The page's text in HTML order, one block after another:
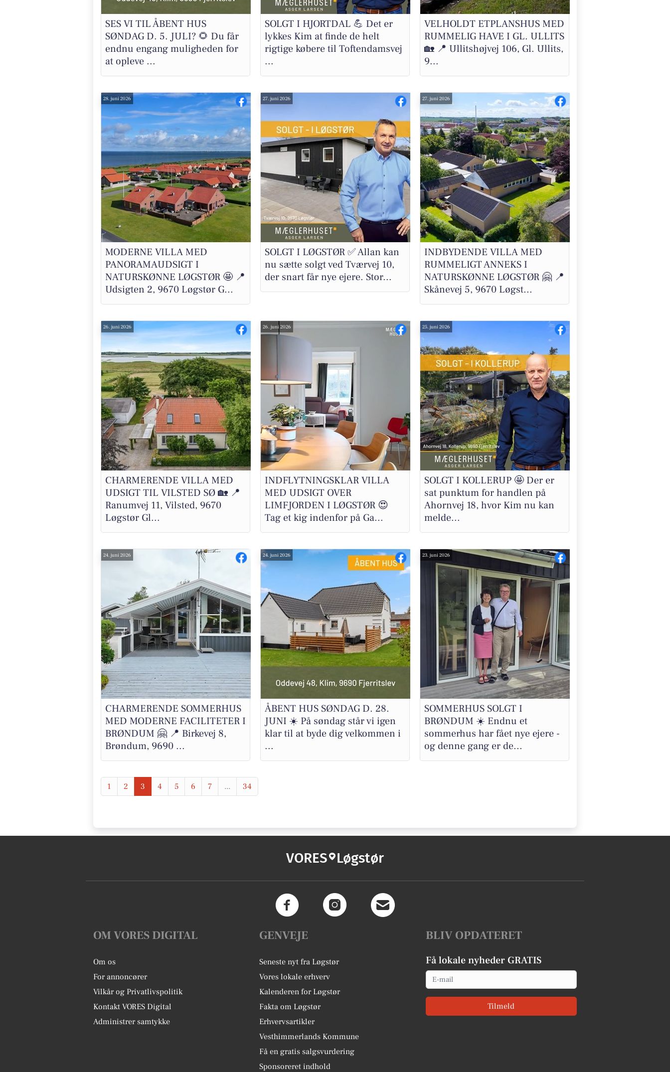
SES VI TIL ÅBENT HUS
SØNDAG D. 5. JULI? 🌻 Du får
endnu engang muligheden for
at opleve ...
SOLGT I HJORTDAL 💪 Det er
lykkes Kim at finde de helt
rigtige købere til Toftendamsvej
...
VELHOLDT ETPLANSHUS MED
RUMMELIG HAVE I GL. ULLITS
🏡 📍 Ullitshøjvej 106, Gl. Ullits,
9...
28. juni 2026
MODERNE VILLA MED
PANORAMAUDSIGT I
NATURSKØNNE LØGSTØR 🤩 📍
Udsigten 2, 9670 Løgstør G...
27. juni 2026
SOLGT I LØGSTØR ✅ Allan kan
nu sætte solgt ved Tværvej 10,
der snart får nye ejere. Stor...
27. juni 2026
INDBYDENDE VILLA MED
RUMMELIGT ANNEKS I
NATURSKØNNE LØGSTØR 🤗 📍
Skånevej 5, 9670 Løgst...
26. juni 2026
CHARMERENDE VILLA MED
UDSIGT TIL VILSTED SØ 🏡 📍
Ranumvej 11, Vilsted, 9670
Løgstør Gl...
26. juni 2026
INDFLYTNINGSKLAR VILLA
MED UDSIGT OVER
LIMFJORDEN I LØGSTØR 😍
Tag et kig indenfor på Ga...
25. juni 2026
SOLGT I KOLLERUP 🤩 Der er
sat punktum for handlen på
Ahornvej 18, hvor Kim nu kan
melde...
24. juni 2026
CHARMERENDE SOMMERHUS
MED MODERNE FACILITETER I
BRØNDUM 🤗 📍 Birkevej 8,
Brøndum, 9690 ...
24. juni 2026
ÅBENT HUS SØNDAG D. 28.
JUNI ☀️ På søndag står vi igen
klar til at byde dig velkommen i
...
23. juni 2026
SOMMERHUS SOLGT I
BRØNDUM ☀️ Endnu et
sommerhus har fået nye ejere -
og denne gang er de...
1 2 3 4 5 6 7 ... 34
VORES Løgstør
OM VORES DIGITAL
Om os
For annoncører
Vilkår og Privatlivspolitik
Kontakt VORES Digital
Administrer samtykke
GENVEJE
Seneste nyt fra Løgstør
Vores lokale erhverv
Kalenderen for Løgstør
Fakta om Løgstør
Erhvervsartikler
Vesthimmerlands Kommune
Få en gratis salgsvurdering
Sponsoreret indhold
BLIV OPDATERET
Få lokale nyheder GRATIS
Email
Tilmeld